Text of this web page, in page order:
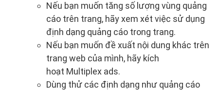
Nếu bạn muốn tăng số lượng vùng quảng
cáo trên trang, hãy xem xét việc sử dụng
định dạng quảng cáo trong trang.
Nếu bạn muốn đề xuất nội dung khác trên
trang web của mình, hãy kích
hoạt Multiplex ads.
Dùng thử các định dạng như quảng cáo